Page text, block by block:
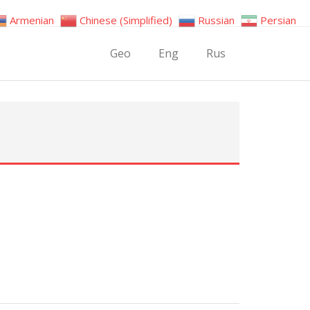
Geo Eng Rus
Armenian Chinese (Simplified) Russian Persian